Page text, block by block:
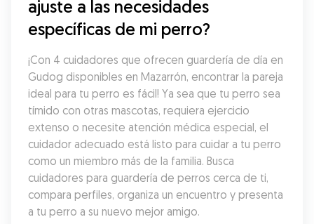
ajuste a las necesidades
específicas de mi perro?
¡Con 4 cuidadores que ofrecen guardería de día en
Gudog disponibles en Mazarrón, encontrar la pareja
ideal para tu perro es fácil! Ya sea que tu perro sea
tímido con otras mascotas, requiera ejercicio
extenso o necesite atención médica especial, el
cuidador adecuado está listo para cuidar a tu perro
como un miembro más de la familia. Busca
cuidadores para guardería de perros cerca de ti,
compara perfiles, organiza un encuentro y presenta
a tu perro a su nuevo mejor amigo.